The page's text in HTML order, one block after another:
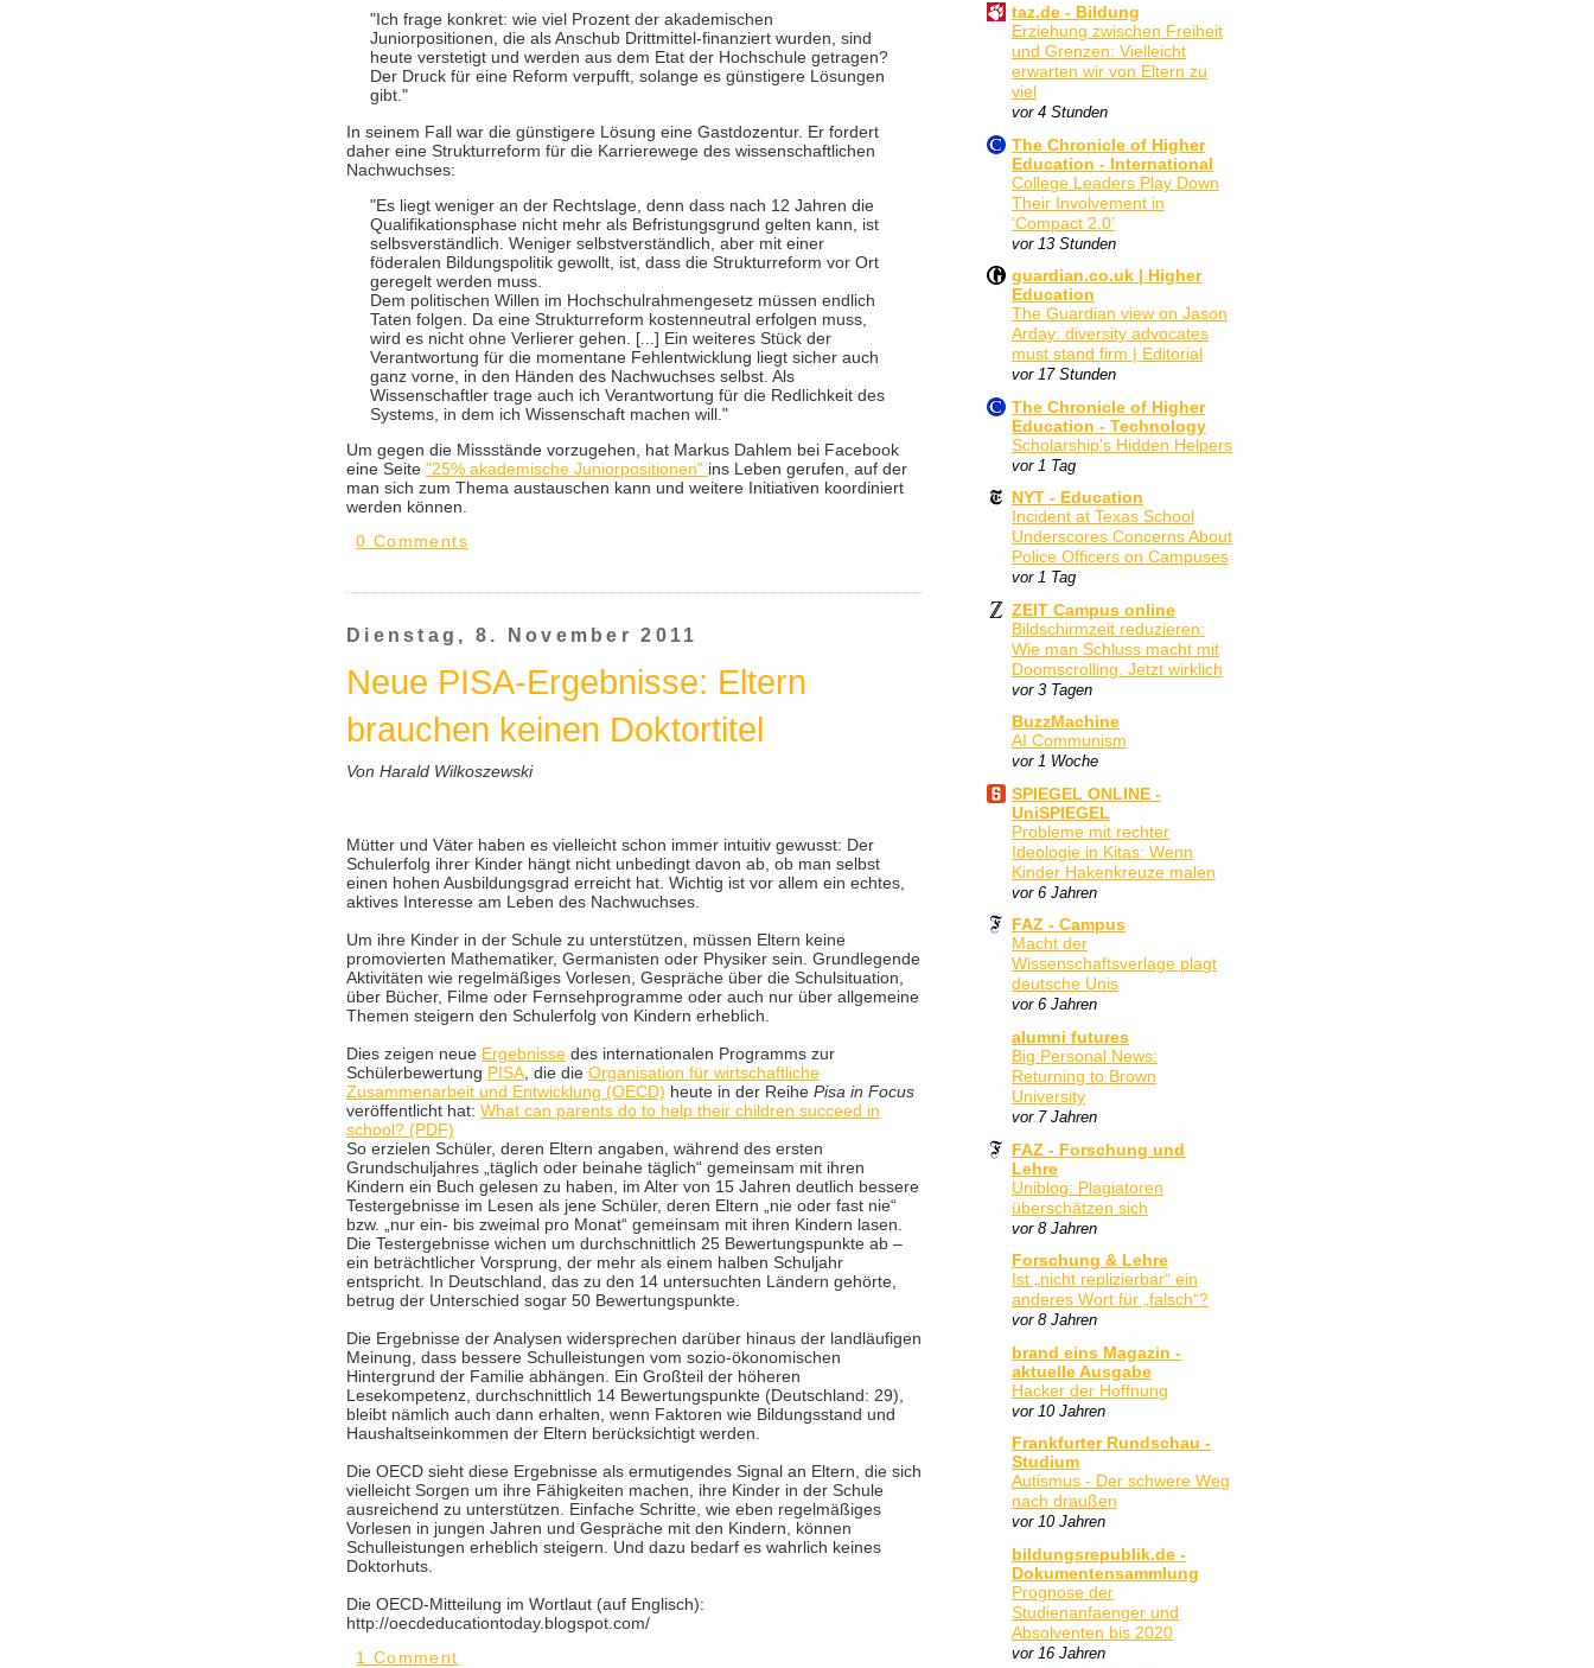
"Ich frage konkret: wie viel Prozent der akademischen
Juniorpositionen, die als Anschub Drittmittel-finanziert wurden, sind
heute verstetigt und werden aus dem Etat der Hochschule getragen?
Der Druck für eine Reform verpufft, solange es günstigere Lösungen
gibt."
In seinem Fall war die günstigere Lösung eine Gastdozentur. Er fordert
daher eine Strukturreform für die Karrierewege des wissenschaftlichen
Nachwuchses:
"Es liegt weniger an der Rechtslage, denn dass nach 12 Jahren die
Qualifikationsphase nicht mehr als Befristungsgrund gelten kann, ist
selbsverständlich. Weniger selbstverständlich, aber mit einer
föderalen Bildungspolitik gewollt, ist, dass die Strukturreform vor Ort
geregelt werden muss.
Dem politischen Willen im Hochschulrahmengesetz müssen endlich
Taten folgen. Da eine Strukturreform kostenneutral erfolgen muss,
wird es nicht ohne Verlierer gehen. [...] Ein weiteres Stück der
Verantwortung für die momentane Fehlentwicklung liegt sicher auch
ganz vorne, in den Händen des Nachwuchses selbst. Als
Wissenschaftler trage auch ich Verantwortung für die Redlichkeit des
Systems, in dem ich Wissenschaft machen will."
Um gegen die Missstände vorzugehen, hat Markus Dahlem bei Facebook
eine Seite "25% akademische Juniorpositionen" ins Leben gerufen, auf der
man sich zum Thema austauschen kann und weitere Initiativen koordiniert
werden können.
0 Comments
Dienstag, 8. November 2011
Neue PISA-Ergebnisse: Eltern
brauchen keinen Doktortitel
Von Harald Wilkoszewski
Mütter und Väter haben es vielleicht schon immer intuitiv gewusst: Der
Schulerfolg ihrer Kinder hängt nicht unbedingt davon ab, ob man selbst
einen hohen Ausbildungsgrad erreicht hat. Wichtig ist vor allem ein echtes,
aktives Interesse am Leben des Nachwuchses.
Um ihre Kinder in der Schule zu unterstützen, müssen Eltern keine
promovierten Mathematiker, Germanisten oder Physiker sein. Grundlegende
Aktivitäten wie regelmäßiges Vorlesen, Gespräche über die Schulsituation,
über Bücher, Filme oder Fernsehprogramme oder auch nur über allgemeine
Themen steigern den Schulerfolg von Kindern erheblich.
Dies zeigen neue Ergebnisse des internationalen Programms zur
Schülerbewertung PISA , die die Organisation für wirtschaftliche
Zusammenarbeit und Entwicklung (OECD) heute in der Reihe Pisa in Focus
veröffentlicht hat: What can parents do to help their children succeed in
school? (PDF)
So erzielen Schüler, deren Eltern angaben, während des ersten
Grundschuljahres „täglich oder beinahe täglich“ gemeinsam mit ihren
Kindern ein Buch gelesen zu haben, im Alter von 15 Jahren deutlich bessere
Testergebnisse im Lesen als jene Schüler, deren Eltern „nie oder fast nie“
bzw. „nur ein- bis zweimal pro Monat“ gemeinsam mit ihren Kindern lasen.
Die Testergebnisse wichen um durchschnittlich 25 Bewertungspunkte ab –
ein beträchtlicher Vorsprung, der mehr als einem halben Schuljahr
entspricht. In Deutschland, das zu den 14 untersuchten Ländern gehörte,
betrug der Unterschied sogar 50 Bewertungspunkte.
Die Ergebnisse der Analysen widersprechen darüber hinaus der landläufigen
Meinung, dass bessere Schulleistungen vom sozio-ökonomischen
Hintergrund der Familie abhängen. Ein Großteil der höheren
Lesekompetenz, durchschnittlich 14 Bewertungspunkte (Deutschland: 29),
bleibt nämlich auch dann erhalten, wenn Faktoren wie Bildungsstand und
Haushaltseinkommen der Eltern berücksichtigt werden.
Die OECD sieht diese Ergebnisse als ermutigendes Signal an Eltern, die sich
vielleicht Sorgen um ihre Fähigkeiten machen, ihre Kinder in der Schule
ausreichend zu unterstützen. Einfache Schritte, wie eben regelmäßiges
Vorlesen in jungen Jahren und Gespräche mit den Kindern, können
Schulleistungen erheblich steigern. Und dazu bedarf es wahrlich keines
Doktorhuts.
Die OECD-Mitteilung im Wortlaut (auf Englisch):
http://oecdeducationtoday.blogspot.com/
1 Comment
taz.de - Bildung
Erziehung zwischen Freiheit
und Grenzen: Vielleicht
erwarten wir von Eltern zu
viel
vor 4 Stunden
The Chronicle of Higher
Education - International
College Leaders Play Down
Their Involvement in
‘Compact 2.0’
vor 13 Stunden
guardian.co.uk | Higher
Education
The Guardian view on Jason
Arday: diversity advocates
must stand firm | Editorial
vor 17 Stunden
The Chronicle of Higher
Education - Technology
Scholarship's Hidden Helpers
vor 1 Tag
NYT - Education
Incident at Texas School
Underscores Concerns About
Police Officers on Campuses
vor 1 Tag
ZEIT Campus online
Bildschirmzeit reduzieren:
Wie man Schluss macht mit
Doomscrolling. Jetzt wirklich
vor 3 Tagen
BuzzMachine
AI Communism
vor 1 Woche
SPIEGEL ONLINE -
UniSPIEGEL
Probleme mit rechter
Ideologie in Kitas: Wenn
Kinder Hakenkreuze malen
vor 6 Jahren
FAZ - Campus
Macht der
Wissenschaftsverlage plagt
deutsche Unis
vor 6 Jahren
alumni futures
Big Personal News:
Returning to Brown
University
vor 7 Jahren
FAZ - Forschung und
Lehre
Uniblog: Plagiatoren
überschätzen sich
vor 8 Jahren
Forschung & Lehre
Ist „nicht replizierbar“ ein
anderes Wort für „falsch“?
vor 8 Jahren
brand eins Magazin -
aktuelle Ausgabe
Hacker der Hoffnung
vor 10 Jahren
Frankfurter Rundschau -
Studium
Autismus - Der schwere Weg
nach draußen
vor 10 Jahren
bildungsrepublik.de -
Dokumentensammlung
Prognose der
Studienanfaenger und
Absolventen bis 2020
vor 16 Jahren